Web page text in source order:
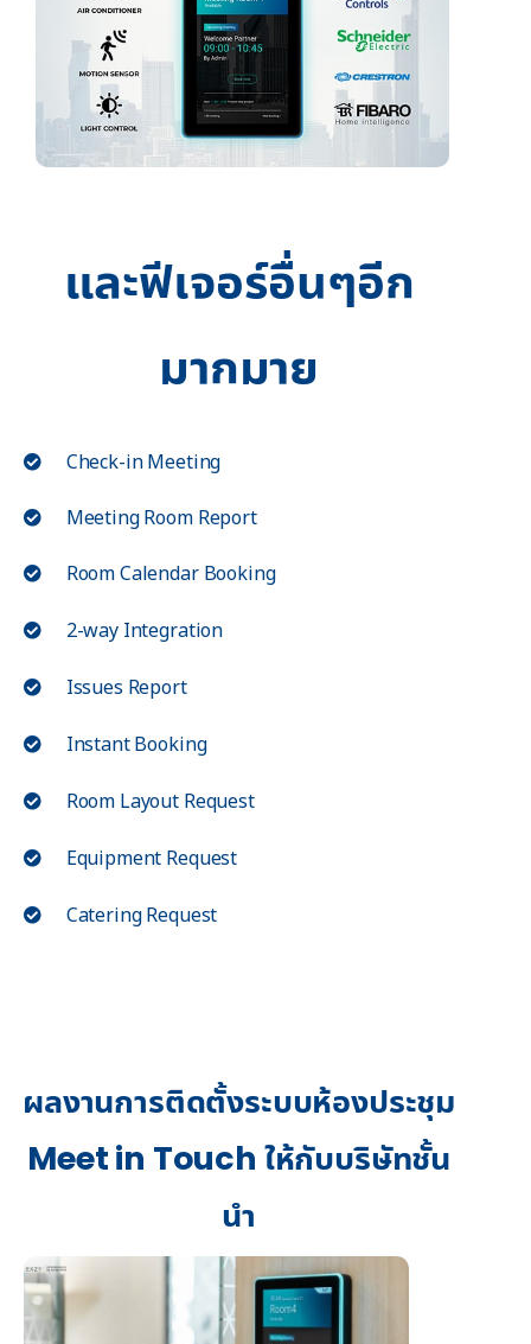
และฟีเจอร์อื่นๆอีก
มากมาย
Check-in Meeting
Meeting Room Report
Room Calendar Booking
2-way Integration
Issues Report
Instant Booking
Room Layout Request
Equipment Request
Catering Request
ผลงานการติดตั้งระบบห้องประชุม
Meet in Touch ให้กับบริษัทชั้น
นำ